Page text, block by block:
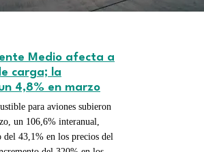
Medio afecta a
carga; la
4,8% en marzo
para aviones subieron
un 106,6% interanual,
del 43,1% en los precios del